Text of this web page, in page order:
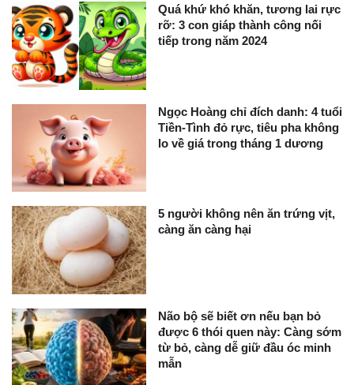
Quá khứ khó khăn, tương lai rực
rỡ: 3 con giáp thành công nối
tiếp trong năm 2024
Ngọc Hoàng chỉ đích danh: 4 tuổi
Tiền-Tình đỏ rực, tiêu pha không
lo về giá trong tháng 1 dương
5 người không nên ăn trứng vịt,
càng ăn càng hại
Não bộ sẽ biết ơn nếu bạn bỏ
được 6 thói quen này: Càng sớm
từ bỏ, càng dễ giữ đầu óc minh
mẫn